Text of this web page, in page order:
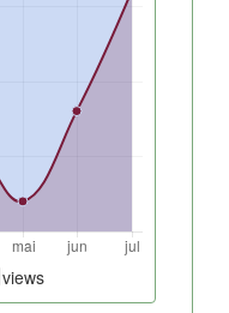
views